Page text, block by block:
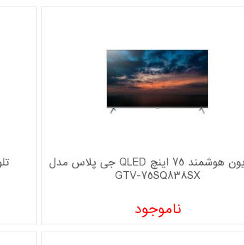
تلویزیون هوشمند 75 اینچ QLED جی پلاس مدل
GTV-75SQ838SX
ناموجود